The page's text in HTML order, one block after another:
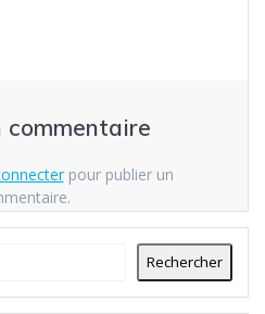
commentaire
pour publier un
Rechercher